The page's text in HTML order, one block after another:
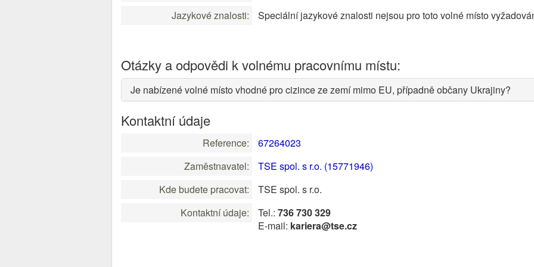
Jazykové znalosti: Speciální jazykové znalosti nejsou pro toto volné místo
Otázky a odpovědi k volnému pracovnímu místu:
Je nabízené volné místo vhodné pro cizince ze zemí mimo EU, případně občany Ukrajiny?
Kontaktní údaje
Reference:
67264023
Zaměstnavatel:
TSE spol. s r.o. (15771946)
Kde budete pracovat:
TSE spol. s r.o.
Kontaktní údaje:
Tel.: 736 730 329
E-mail: kariera@tse.cz